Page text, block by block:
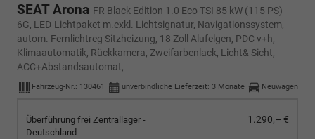
SEAT Arona FR Black Edition 1.0 Eco TSI 85 kW (115 PS)
6G, LED-Lichtpaket m.exkl. Lichtsignatur, Navigationssystem,
autom. Fernlichtreg Sitzheizung, 18 Zoll Alufelgen, PDC v+h,
Klimaautomatik, Rückkamera, Zweifarbenlack, Licht& Sicht,
ACC+Abstandsautomat,
Fahrzeug-Nr.: 130461 unverbindliche Lieferzeit: 3 Monate Neuwagen
Überführung frei Zentrallager -
Deutschland
1.290,– €